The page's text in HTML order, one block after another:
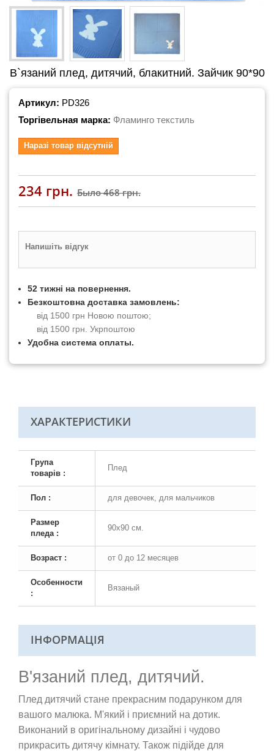
В`язаний плед, дитячий, блакитний. Зайчик 90*90
Артикул: PD326
Торгівельная марка: Фламинго текстиль
Наразі товар відсутній
234 грн. Было468 грн.
Напишіть відгук
52 тижні на повернення.
Безкоштовна доставка замовлень:
від 1500 грн Новою поштою;
від 1500 грн. Укрпоштою
Удобна система оплаты.
ХАРАКТЕРИСТИКИ
Група
товарів :
Плед
Пол : для девочек, для мальчиков
Размер
пледа :
90х90 см.
Возраст : от 0 до 12 месяцев
Особенности
:
Вязаный
ІНФОРМАЦІЯ
В'язаний плед, дитячий.
Плед дитячий стане прекрасним подарунком для
вашого малюка. М'який і приємний на дотик.
Виконаний в оригінальному дизайні і чудово
прикрасить дитячу кімнату. Також підійде для